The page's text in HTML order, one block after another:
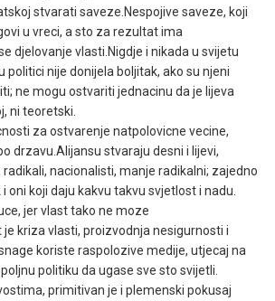
stvarati saveze.Nespojive saveze, koji
u vreci, a sto za rezultat ima
djelovanje vlasti.Nigdje i nikada u svijetu
nije donijela boljitak, ako su njeni
ne mogu ostvariti jednacinu da je lijeva
ni teoretski.
za ostvarenje natpolovicne vecine,
drzavu.Alijansu stvaraju desni i lijevi,
nacionalisti, manje radikalni; zajedno
oni koji daju kakvu takvu svjetlost i nadu.
jer vlast tako ne moze
kriza vlasti, proizvodnja nesigurnosti i
koriste raspolozive medije, utjecaj na
politiku da ugase sve sto svijetli.
primitivan je i plemenski pokusaj